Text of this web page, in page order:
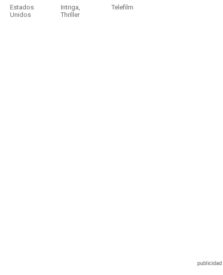
Estados
Unidos
Intriga,
Thriller
Telefilm